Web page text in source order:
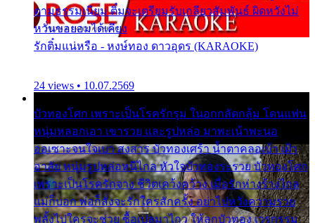
ตามธรรมเนียม ติ๋มจะเตรียมรับเกลียวสัมพันธ์ ผิดหวังไม่
หวั่นขอยอมได้เคียง
รักติ๋มแน่หรือ - หงษ์ทอง ดาวอุดร (KARAOKE)
24 views • 10.07.2569
บัวทองโศก เพราะเป็นโรครักรุม ในอกกลัดกลุ้ม โดนแฟน
หนุ่มหลอกเอา เขารวย และรูปหล่อ มาพะเน้าพะนอ
ออเซาะจนใจเบา สงสาร บัวทองเศร้า น้ำตาคลอเบ้า เฝ้า
อาลัย หนุ่มรูปหล่อหนีไกล หัวใจบัวทองระรวย บัวทองโศก
เพราะเป็นโรครักจาง ชีวิตเคว้งคว้าง เมื่อรักห่างร้างไกล
แม่ก็บอก พ่อก็สั่งจะรักใครสักครั้ง อย่าไปหวังความรวย
พลั้งไปใครจะช่วย ซื้อเปลมาไกว ให้ลูกบัวทอง เวรกรรม